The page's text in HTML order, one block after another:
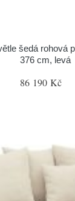
šedá rohová
376 cm, levá
86 190 Kč